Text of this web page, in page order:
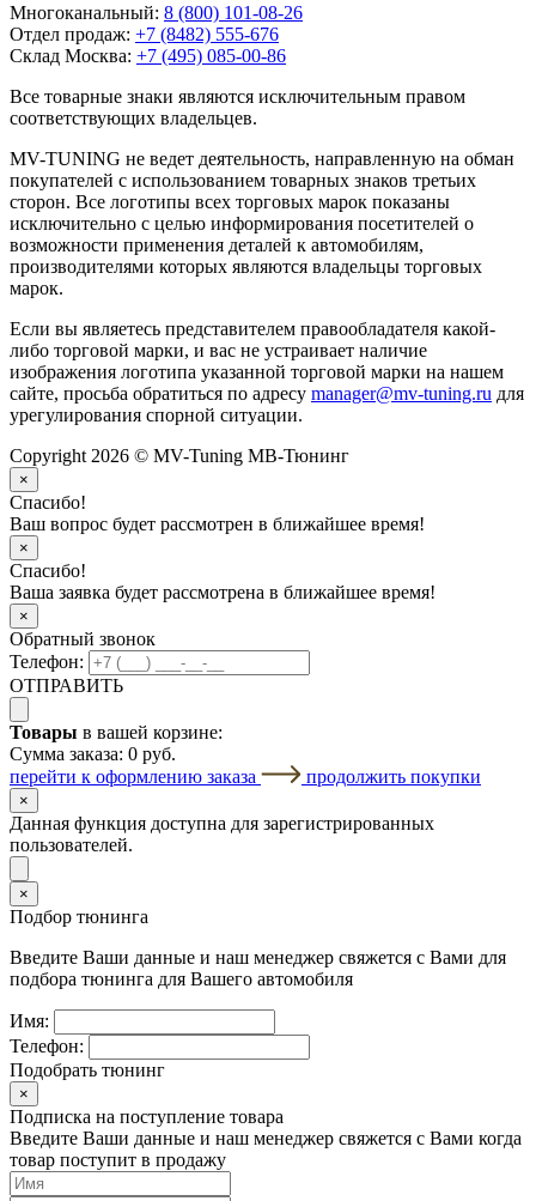
Многоканальный: 8 (800) 101-08-26
Отдел продаж: +7 (8482) 555-676
Склад Москва: +7 (495) 085-00-86
Все товарные знаки являются исключительным правом
соответствующих владельцев.
MV-TUNING не ведет деятельность, направленную на обман
покупателей с использованием товарных знаков третьих
сторон. Все логотипы всех торговых марок показаны
исключительно с целью информирования посетителей о
возможности применения деталей к автомобилям,
производителями которых являются владельцы торговых
марок.
Если вы являетесь представителем правообладателя какой-
либо торговой марки, и вас не устраивает наличие
изображения логотипа указанной торговой марки на нашем
сайте, просьба обратиться по адресу manager@mv-tuning.ru для
урегулирования спорной ситуации.
Copyright 2026 © MV-Tuning МВ-Тюнинг
×
Спасибо!
Ваш вопрос будет рассмотрен в ближайшее время!
×
Спасибо!
Ваша заявка будет рассмотрена в ближайшее время!
×
Обратный звонок
Телефон:
ОТПРАВИТЬ
Товары в вашей корзине:
Сумма заказа: 0 руб.
перейти к оформлению заказа
продолжить покупки
×
Данная функция доступна для зарегистрированных
пользователей.
×
Подбор тюнинга
Введите Ваши данные и наш менеджер свяжется с Вами для
подбора тюнинга для Вашего автомобиля
Имя:
Телефон:
Подобрать тюнинг
×
Подписка на поступление товара
Введите Ваши данные и наш менеджер свяжется с Вами когда
товар поступит в продажу